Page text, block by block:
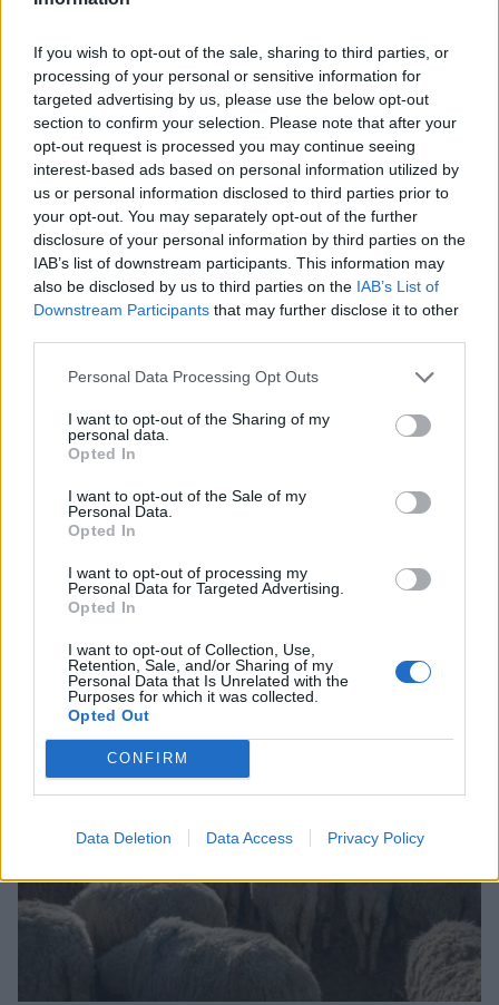
If you wish to opt-out of the sale, sharing to third parties, or
processing of your personal or sensitive information for
targeted advertising by us, please use the below opt-out
section to confirm your selection. Please note that after your
opt-out request is processed you may continue seeing
interest-based ads based on personal information utilized by
us or personal information disclosed to third parties prior to
your opt-out. You may separately opt-out of the further
disclosure of your personal information by third parties on the
IAB’s list of downstream participants. This information may
also be disclosed by us to third parties on the IAB’s List of
Downstream Participants that may further disclose it to other
Personal Data Processing Opt Outs
I want to opt-out of the Sharing of my
personal data.
Opted In
I want to opt-out of the Sale of my
Personal Data.
Opted In
I want to opt-out of processing my
Personal Data for Targeted Advertising.
Opted In
I want to opt-out of Collection, Use,
Retention, Sale, and/or Sharing of my
Personal Data that Is Unrelated with the
Purposes for which it was collected.
Opted Out
CONFIRM
Data Deletion Data Access Privacy Policy
Ψηφιακό Δελτίο Αποστολής: Τι αλλάζει στις
λαϊκές αγορές και τα ελαιοτριβεία
06/08/2026 10:58
Guardian: Έρχονται νέες αυξήσεις στο
ελαιόλαδο – Η ακραία ζέστη πλήττει τις
καλλιέργειες στην Ευρώπη
05/08/2026 23:19